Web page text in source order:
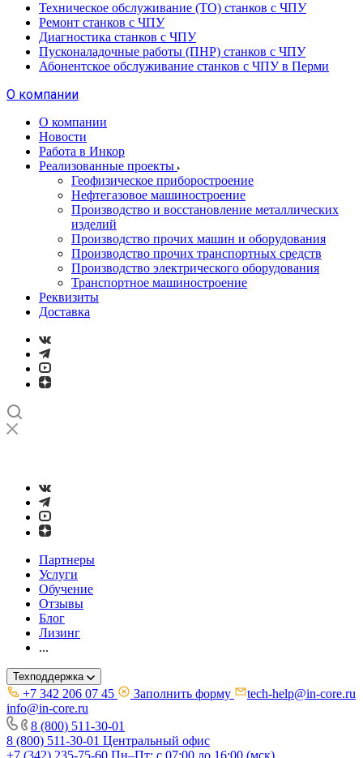
Техническое обслуживание (ТО) станков с ЧПУ
Ремонт станков с ЧПУ
Диагностика станков с ЧПУ
Пусконаладочные работы (ПНР) станков с ЧПУ
Абонентское обслуживание станков с ЧПУ в Перми
О компании
О компании
Новости
Работа в Инкор
Реализованные проекты
Геофизическое приборостроение
Нефтегазовое машиностроение
Производство и восстановление металлических
изделий
Производство прочих машин и оборудования
Производство прочих транспортных средств
Производство электрического оборудования
Транспортное машиностроение
Реквизиты
Доставка
Партнеры
Услуги
Обучение
Отзывы
Блог
Лизинг
...
Техподдержка
+7 342 206 07 45 Заполнить форму
tech-help@in-core.ru
info@in-core.ru
8 (800) 511-30-01
8 (800) 511-30-01 Центральный офис
+7 (342) 235-75-60 Пн–Пт: с 07:00 до 16:00 (мск)